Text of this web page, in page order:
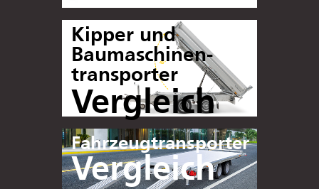
Kipper und
Baumaschinen-
transporter
Vergleich
Fahrzeugtransporter
Vergleich